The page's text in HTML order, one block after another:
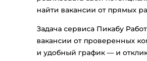
найти вакансии от прямых
Задача сервиса Пикабу
вакансии от проверенных
и удобный график — и